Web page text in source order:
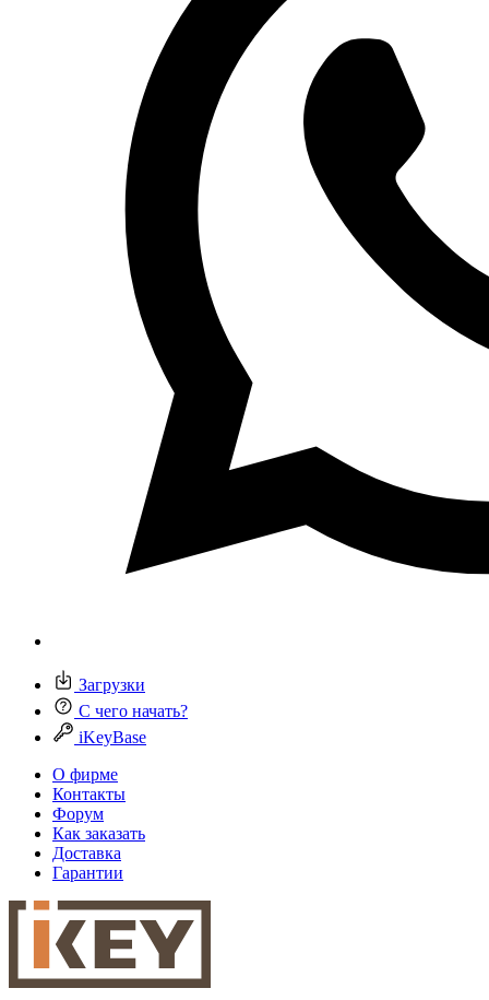
Загрузки
С чего начать?
iKeyBase
О фирме
Контакты
Форум
Как заказать
Доставка
Гарантии